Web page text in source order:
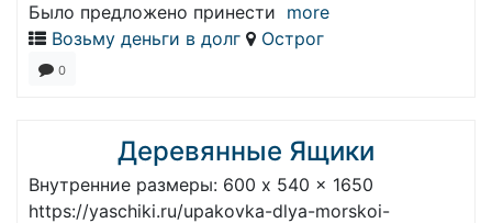
Было предложено принести more
Возьму деньги в долг
Острог
0
Деревянные Ящики
Внутренние размеры: 600 x 540 x 1650
https://yaschiki.ru/upakovka-dlya-morskoi-